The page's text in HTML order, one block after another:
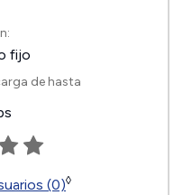
fijo
de hasta
(0)◊